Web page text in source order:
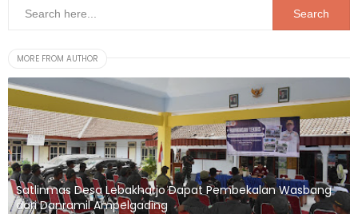
MORE FROM AUTHOR
Satlinmas Desa Lebakharjo Dapat Pembekalan Wasbang
dari Danramil Ampelgading